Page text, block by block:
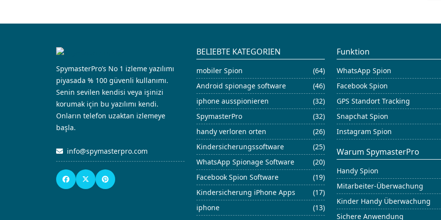
SpymasterPro’s No 1 izleme yazılımı
piyasada % 100 güvenli kullanımı.
Senin sevilen kendisi veya işinizi
korumak için bu yazılımı kendi.
Onların telefon uzaktan izlemeye
başla.
info@spymasterpro.com
BELIEBTE KATEGORIEN
mobiler Spion
(64)
Android spionage software
(46)
iphone ausspionieren
(32)
SpymasterPro
(32)
handy verloren orten
(26)
Kindersicherungssoftware
(25)
WhatsApp Spionage Software
(20)
Facebook Spion Software
(19)
Kindersicherung iPhone Apps
(17)
iphone
(13)
Funktion
WhatsApp Spion
Facebook Spion
GPS Standort Tracking
Snapchat Spion
Instagram Spion
Warum SpymasterPro
Handy Spion
Mitarbeiter-Überwachung
Kinder Handy Überwachung
Sichere Anwendung